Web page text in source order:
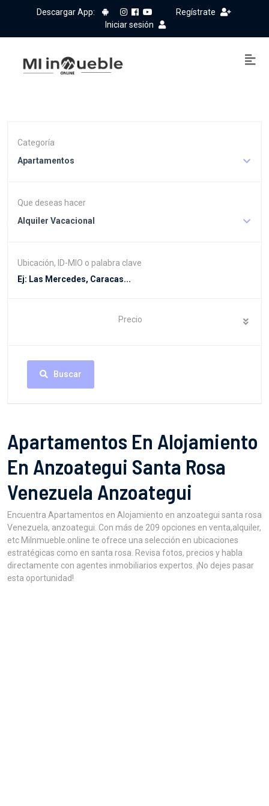
Descargar App:
Regístrate
Iniciar sesión
Categoría
Apartamentos
Que deseas hacer
Alquiler Vacacional
Ubicación, ID-MIO o palabra clave
Precio
Buscar
Apartamentos En Alojamiento
En Anzoategui Santa Rosa
Venezuela Anzoategui
Encuentra Apartamentos en Alojamiento en anzoategui santa rosa
Venezuela, anzoategui. Con más de 209 opciones en venta,alquiler,
etc MiInmueble.online te ofrece una selección en ubicaciones
estratégicas como en santa rosa. Revisa fotos, precios y habla
directamente con agentes inmobiliarios expertos. ¡No dejes pasar
esta oportunidad!